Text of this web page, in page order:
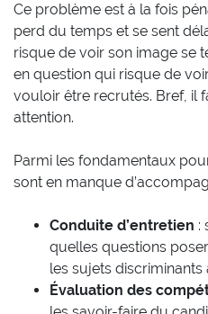
Ce problème est à la fois
perd du temps et se sent
risque de voir son image se
en question qui risque de
vouloir être recrutés. Bref, il
attention.
Parmi les fondamentaux
sont en manque
Conduite d’entretien :
quelles questions
les sujets discriminants
Évaluation des